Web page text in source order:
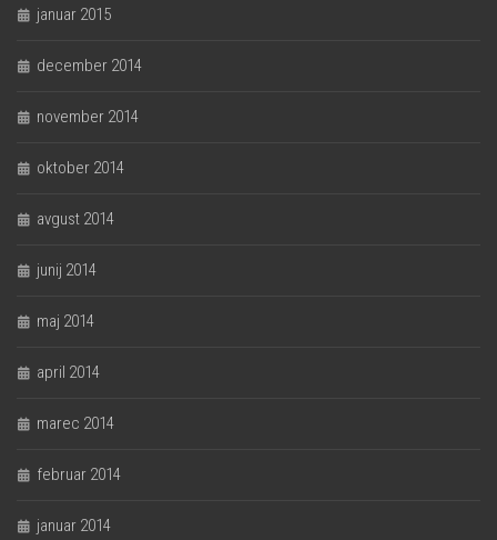
januar 2015
december 2014
november 2014
oktober 2014
avgust 2014
junij 2014
maj 2014
april 2014
marec 2014
februar 2014
januar 2014